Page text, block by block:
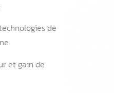
?
et sécurisation
et contrôle d’accès sur